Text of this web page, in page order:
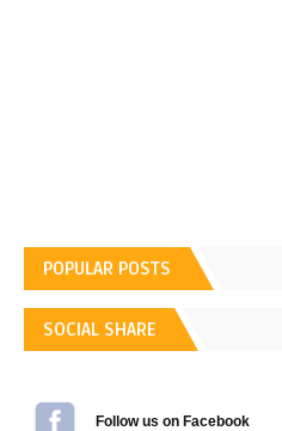
POPULAR POSTS
SOCIAL SHARE
Follow us on Facebook